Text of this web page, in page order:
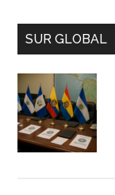
SUR GLOBAL